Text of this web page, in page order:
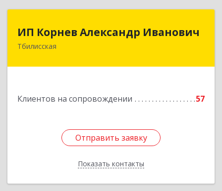
ИП Корнев Александр Иванович
Тбилисская
Клиентов на сопровождении 57
Отправить заявку
Показать контакты
352360, Краснодарский край, Тбилисский р-н,
Отправить заявку
Назад